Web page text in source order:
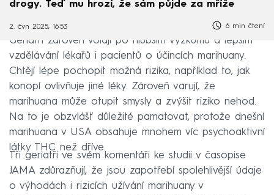
drogy. Teď mu hrozí, že sám půjde za mříže
2. čvn 2025, 16:53 6 min čtení
Geriatři zároveň volají po hlubším výzkumu a lepším
vzdělávání lékařů i pacientů o účincích marihuany.
Chtějí lépe pochopit možná rizika, například to, jak
konopí ovlivňuje jiné léky. Zároveň varují, že
marihuana může otupit smysly a zvýšit riziko nehod.
Na to je obzvlášť důležité pamatovat, protože dnešní
marihuana v USA obsahuje mnohem víc psychoaktivní
látky THC než dříve.
Tři geriatři ve svém komentáři ke studii v časopise
JAMA zdůrazňují, že jsou zapotřebí spolehlivější údaje
o výhodách i rizicích užívání marihuany v